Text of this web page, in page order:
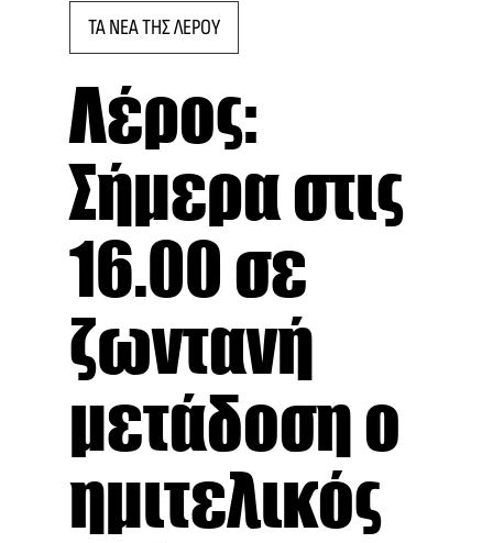
ΤΑ ΝΕΑ ΤΗΣ ΛΕΡΟΥ
Λέρος:
Σήμερα στις
16.00 σε
ζωντανή
μετάδοση ο
ημιτελικός